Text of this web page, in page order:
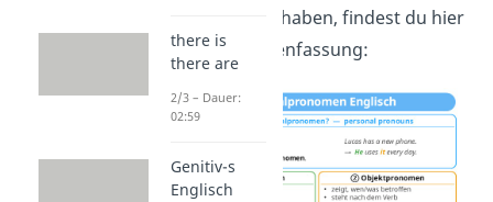
einen Blick zu haben, findest du hier
eine Zusammenfassung:
there is
there are
2/3 – Dauer:
02:59
Genitiv-s
Englisch